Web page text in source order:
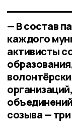
— В состав
каждого
активисты
созыва —